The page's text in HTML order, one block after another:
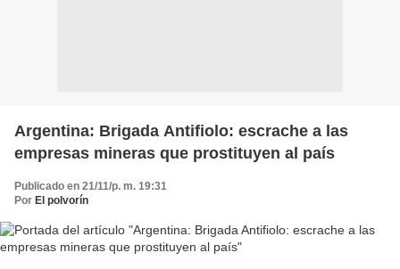
Argentina: Brigada Antifiolo: escrache a las
empresas mineras que prostituyen al país
Publicado en 21/11/p. m. 19:31
Por El polvorín